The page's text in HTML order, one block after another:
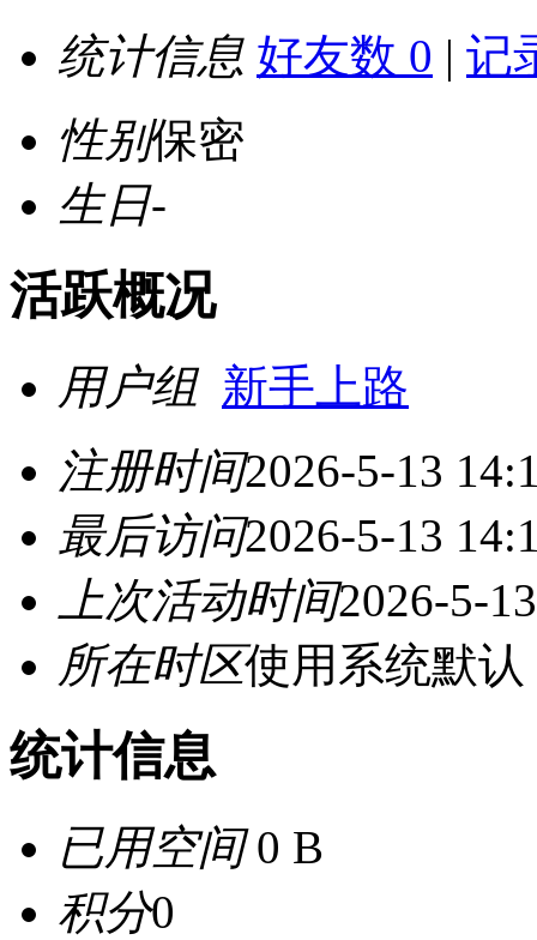
统计信息 好友数 0 | 记
性别保密
生日-
活跃概况
用户组 新手上路
注册时间2026-5-13
最后访问2026-5-13
上次活动时间2026-5-
所在时区使用系统默认
统计信息
已用空间0 B
积分0